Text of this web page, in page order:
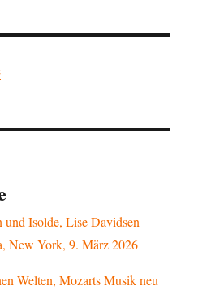
und Isolde, Lise Davidsen
New York, 9. März 2026
Welten, Mozarts Musik neu